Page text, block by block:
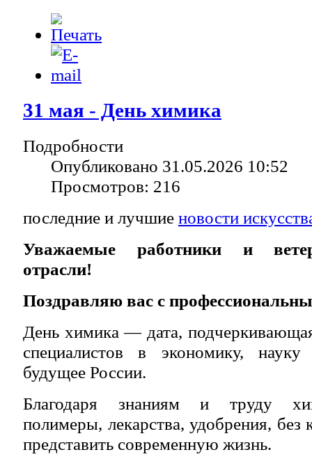
31 мая - День химика
Подробности
Опубликовано 31.05.2026 10:52
Просмотров: 216
последние и лучшие новости
Уважаемые работники и
отрасли!
Поздравляю вас с
День химика — дата,
специалистов в экономику, науку
будущее России.
Благодаря знаниям и труду
полимеры, лекарства, удобрения,
представить современную жизнь.